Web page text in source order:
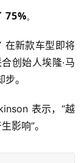
75%。
在新款车型即将
创始人埃隆·马
。
表示，“越
影响”。